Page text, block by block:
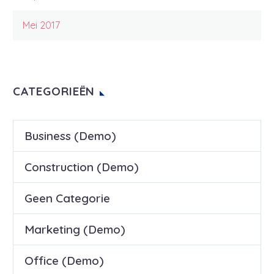
Mei 2017
CATEGORIEËN
Business (Demo)
Construction (Demo)
Geen Categorie
Marketing (Demo)
Office (Demo)